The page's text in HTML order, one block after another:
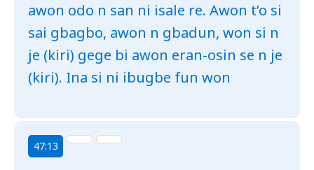
awon odo n san ni isale re. Awon t’o si
sai gbagbo, awon n gbadun, won si n
je (kiri) gege bi awon eran-osin se n je
(kiri). Ina si ni ibugbe fun won
47:13